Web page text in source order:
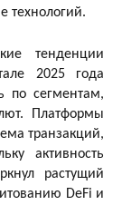
технологий.
тенденции
2025 года
по сегментам,
Платформы
транзакций,
активность
растущий
DeFi и